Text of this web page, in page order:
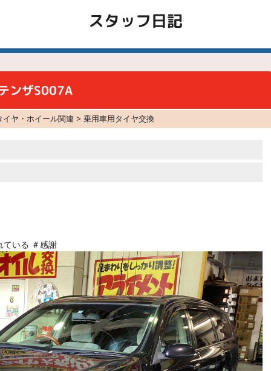
スタッフ日記
ンザS007A
・ホイール関連 > 乗用車用タイヤ交換
ている ＃感謝